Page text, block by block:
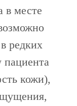
в месте
редких
пациента
кожи),